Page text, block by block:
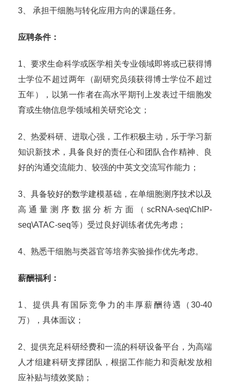
3、 承担干细胞与转化应用方向的课题任务。
应聘条件：
1、要求生命科学或医学相关专业领域即将或已获得博
士学位不超过两年（副研究员须获得博士学位不超过
五年），以第一作者在高水平期刊上发表过干细胞发
育或生物信息学领域相关研究论文；
2、热爱科研、进取心强，工作积极主动，乐于学习新
知识新技术，具备良好的责任心和团队合作精神、良
好的沟通交流能力、较强的中英文交流写作能力；
3、具备较好的数学建模基础，在单细胞测序技术以及
高通量测序数据分析方面（scRNA-seq\ChIP-
seq\ATAC-seq等）受过良好训练者优先考虑；
4、熟悉干细胞与类器官等培养实验操作优先考虑。
薪酬福利：
1、提供具有国际竞争力的丰厚薪酬待遇（30-40
万），具体面议；
2、提供充足科研经费和一流的科研设备平台，为高端
人才组建科研支撑团队，根据工作能力和贡献发放相
应补贴与绩效奖励；